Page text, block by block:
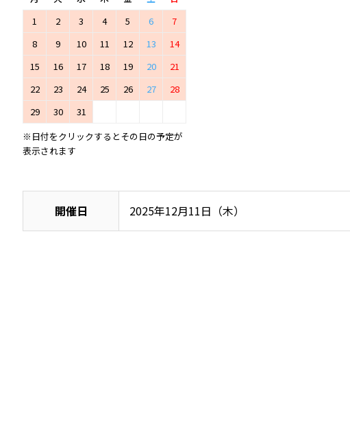
1
2 3 4 5 6
7
8
9 10 11 12 13
14
15
16 17 18 19 20
21
22
23 24 25 26 27
28
29
30
31
※日付をクリックするとその日の予定が
表示されます
開催日 2025年12月11日（木）